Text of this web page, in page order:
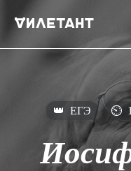
👑 ЕГЭ ⏲